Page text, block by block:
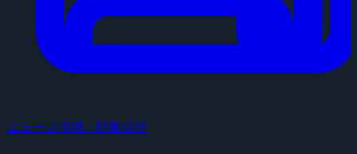
ニュース投稿・情報提供